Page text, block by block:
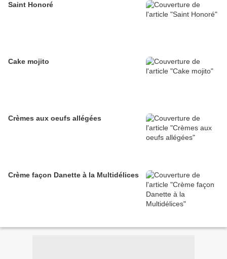
Saint Honoré
Cake mojito
Crèmes aux oeufs allégées
Crème façon Danette à la Multidélices